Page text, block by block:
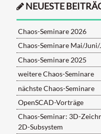
NEUESTE
Chaos-Seminare 2026
Chaos-Seminare Mai/
Chaos-Seminare 2025
weitere Chaos-Seminare
nächste Chaos-Seminare
OpenSCAD-Vorträge
Chaos-Seminar: 3D-
2D-Subsystem